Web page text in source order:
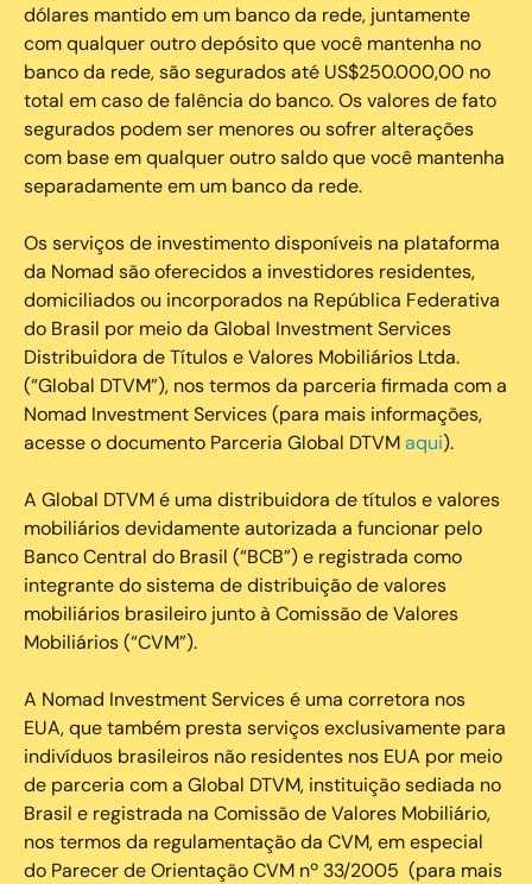
dólares mantido em um banco da rede, juntamente
com qualquer outro depósito que você mantenha no
banco da rede, são segurados até US$250.000,00 no
total em caso de falência do banco. Os valores de fato
segurados podem ser menores ou sofrer alterações
com base em qualquer outro saldo que você mantenha
separadamente em um banco da rede.
Os serviços de investimento disponíveis na plataforma
da Nomad são oferecidos a investidores residentes,
domiciliados ou incorporados na República Federativa
do Brasil por meio da Global Investment Services
Distribuidora de Títulos e Valores Mobiliários Ltda.
(“Global DTVM”), nos termos da parceria firmada com a
Nomad Investment Services (para mais informações,
acesse o documento Parceria Global DTVMaqui).
A Global DTVM é uma distribuidora de títulos e valores
mobiliários devidamente autorizada a funcionar pelo
Banco Central do Brasil (“BCB”) e registrada como
integrante do sistema de distribuição de valores
mobiliários brasileiro junto à Comissão de Valores
Mobiliários (“CVM”).
‍A Nomad Investment Services é uma corretora nos
EUA, que também presta serviços exclusivamente para
indivíduos brasileiros não residentes nos EUA por meio
de parceria com a Global DTVM, instituição sediada no
Brasil e registrada na Comissão de Valores Mobiliário,
nos termos da regulamentação da CVM, em especial
do Parecer de Orientação CVM nº 33/2005 (para mais